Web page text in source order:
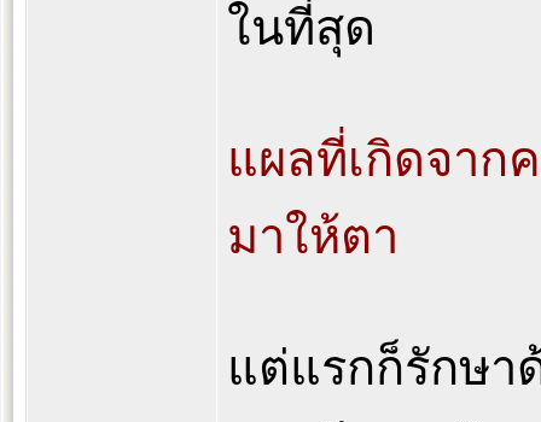
ในที่สุด
แผลที่เกิดจาก
มาให้ตา
แต่แรกก็รักษา